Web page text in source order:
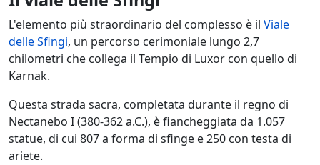
L'elemento più straordinario del complesso è il Viale
delle Sfingi, un percorso cerimoniale lungo 2,7
chilometri che collega il Tempio di Luxor con quello di
Karnak.
Questa strada sacra, completata durante il regno di
Nectanebo I (380-362 a.C.), è fiancheggiata da 1.057
statue, di cui 807 a forma di sfinge e 250 con testa di
ariete.